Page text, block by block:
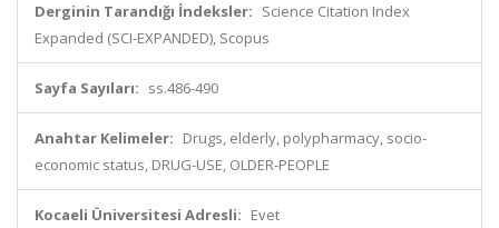
Derginin Tarandığı İndeksler: Science Citation Index
Expanded (SCI-EXPANDED), Scopus
Sayfa Sayıları: ss.486-490
Anahtar Kelimeler: Drugs, elderly, polypharmacy, socio-
economic status, DRUG-USE, OLDER-PEOPLE
Kocaeli Üniversitesi Adresli: Evet